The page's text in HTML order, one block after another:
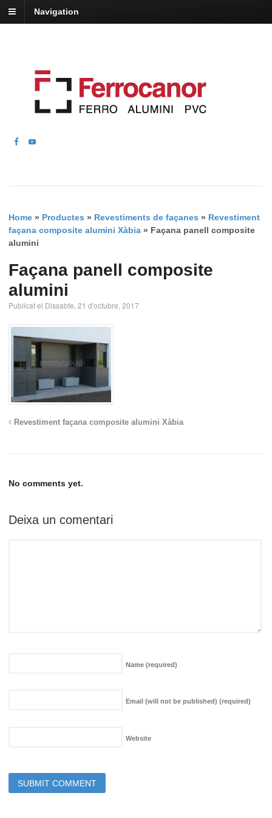
Navigation
Home » Productes » Revestiments de façanes » Revestiment
façana composite alumini Xàbia » Façana panell composite
alumini
Façana panell composite
alumini
Publicat el Dissabte, 21 d'octubre, 2017
Revestiment façana composite alumini Xàbia
No comments yet.
Deixa un comentari
Name (required)
Email (will not be published) (required)
Website